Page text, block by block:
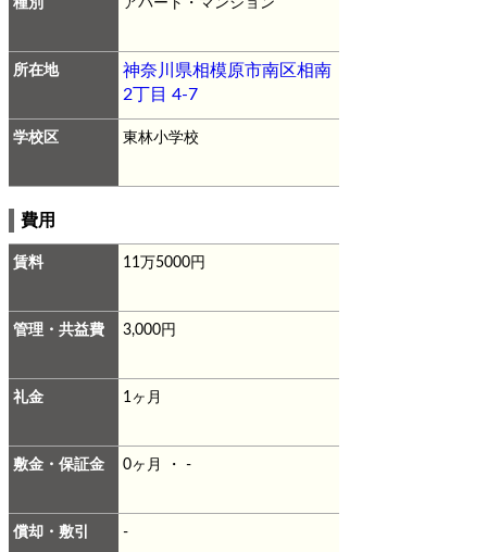
所在地
神奈川県相模原市南区相南
2丁目 4-7
学校区 東林小学校
費用
賃料 11万5000円
管理・共益費 3,000円
礼金 1ヶ月
敷金・保証金 0ヶ月 ・ -
償却・敷引 -